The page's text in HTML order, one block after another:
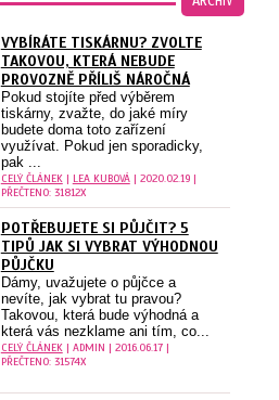
VYBÍRÁTE TISKÁRNU? ZVOLTE
TAKOVOU, KTERÁ NEBUDE
PROVOZNĚ PŘÍLIŠ NÁROČNÁ
Pokud stojíte před výběrem
tiskárny, zvažte, do jaké míry
budete doma toto zařízení
využívat. Pokud jen sporadicky,
pak ...
CELÝ ČLÁNEK| LEA KUBOVÁ| 2020.02.19 |
PŘEČTENO: 31812X
POTŘEBUJETE SI PŮJČIT? 5
TIPŮ JAK SI VYBRAT VÝHODNOU
PŮJČKU
Dámy, uvažujete o půjčce a
nevíte, jak vybrat tu pravou?
Takovou, která bude výhodná a
která vás nezklame ani tím, co...
CELÝ ČLÁNEK| ADMIN | 2016.06.17 |
PŘEČTENO: 31574X